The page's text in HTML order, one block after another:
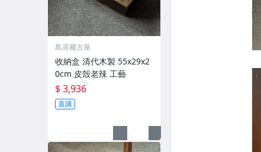
島居藏古屋
收納盒 清代木製 55x29x2
0cm 皮殼老辣 工藝
$ 3,936
直購